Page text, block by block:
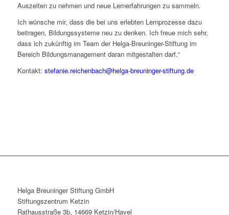
Auszeiten zu nehmen und neue Lernerfahrungen zu sammeln.
Ich wünsche mir, dass die bei uns erlebten Lernprozesse dazu
beitragen, Bildungssysteme neu zu denken. Ich freue mich sehr,
dass ich zukünftig im Team der Helga-Breuninger-Stiftung im
Bereich Bildungsmanagement daran mitgestalten darf.“
Kontakt: stefanie.reichenbach@helga-breuninger-stiftung.de
Helga Breuninger Stiftung GmbH
Stiftungszentrum Ketzin
Rathausstraße 3b, 14669 Ketzin/Havel